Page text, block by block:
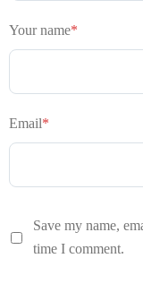
Your name*
Email*
Save my name,
time I comment.